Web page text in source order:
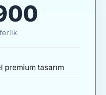
premium tasarım